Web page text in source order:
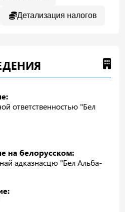
Детализация налогов
ответственностью "Бел
на белорусском:
адказнасцю "Бел Альба-